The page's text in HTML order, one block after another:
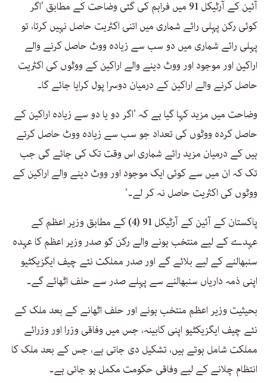
آئین کے آرٹیکل 91 میں فراہم کی گئی وضاحت کے مطابق ’اگر
کوئی رکن پہلی رائے شماری میں اتنی اکثریت حاصل نہیں کرتا، تو
پہلی رائے شماری میں دو سب سے زیادہ ووٹ حاصل کرنے والے
اراکین اور موجود اور ووٹ دینے والے اراکین کے ووٹوں کی اکثریت
حاصل کرنے والے اراکین کے درمیان دوسرا پول کرایا جائے گا۔
وضاحت میں مزید کہا گیا ہے کہ ’اگر دو یا دو سے زیادہ اراکین کے
حاصل کردہ ووٹوں کی تعداد جو سب سے زیادہ ووٹ حاصل کرتے
ہیں کے درمیان مزید رائے شماری اس وقت تک کی جائے گی جب
تک کہ ان میں سے کوئی ایک موجود اور ووٹ دینے والے اراکین کے
ووٹوں کی اکثریت حاصل نہ کر لے۔‘
پاکستان کے آئین کے آرٹیکل 91 (4) کے مطابق وزیر اعظم کے
عہدے کے لیے منتخب ہونے والے رکن کو صدر وزیر اعظم کا عہدہ
سنبھالنے کے لیے بلائے گے اور صدر مملکت نئے چیف ایگزیکٹیو
اپنی ذمہ داریاں سنبھالنے سے پہلے صدر سے حلف اٹھائے گے۔
بحیثیت وزیر اعظم منتخب ہونے اور حلف اٹھانے کے بعد ملک کے
نئے چیف ایگزیکٹیو اپنی کابینہ، جس میں وفاقی وزرا اور وزرائے
مملکت شامل ہوتے ہیں، تشکیل دی جاتی ہے، جس کے بعد ملک کا
انتظام چلانے کے لیے وفاقی حکومت مکمل ہو جاتی ہے۔